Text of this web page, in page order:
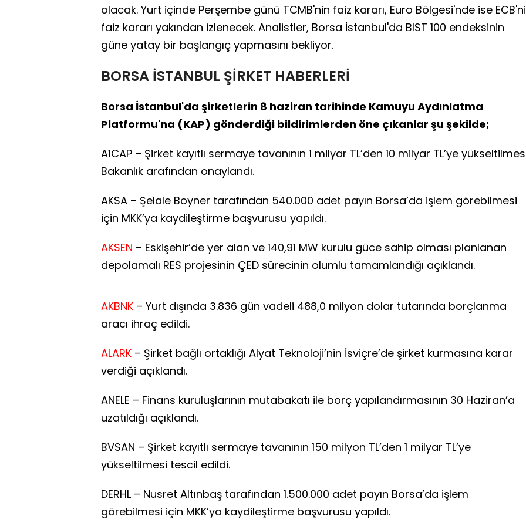
olacak. Yurt içinde Perşembe günü TCMB'nin faiz kararı, Euro Bölgesi'nde ise
faiz kararı yakından izlenecek. Analistler, Borsa İstanbul'da BIST 100 endeksinin
güne yatay bir başlangıç yapmasını bekliyor.
BORSA İSTANBUL ŞİRKET HABERLERİ
Borsa İstanbul'da şirketlerin 8 haziran tarihinde Kamuyu Aydınlatma
Platformu'na (KAP) gönderdiği bildirimlerden öne çıkanlar şu şekilde;
A1CAP – Şirket kayıtlı sermaye tavanının 1 milyar TL’den 10 milyar TL’ye
Bakanlık arafından onaylandı.
AKSA – Şelale Boyner tarafından 540.000 adet payın Borsa’da işlem görebilmesi
için MKK’ya kaydileştirme başvurusu yapıldı.
AKSEN – Eskişehir’de yer alan ve 140,91 MW kurulu güce sahip olması planlanan
depolamalı RES projesinin ÇED sürecinin olumlu tamamlandığı açıklandı.
AKBNK – Yurt dışında 3.836 gün vadeli 488,0 milyon dolar tutarında borçlanma
aracı ihraç edildi.
ALARK – Şirket bağlı ortaklığı Alyat Teknoloji’nin İsviçre’de şirket kurmasına karar
verdiği açıklandı.
ANELE – Finans kuruluşlarının mutabakatı ile borç yapılandırmasının 30 Haziran’a
uzatıldığı açıklandı.
BVSAN – Şirket kayıtlı sermaye tavanının 150 milyon TL’den 1 milyar TL’ye
yükseltilmesi tescil edildi.
DERHL – Nusret Altınbaş tarafından 1.500.000 adet payın Borsa’da işlem
görebilmesi için MKK’ya kaydileştirme başvurusu yapıldı.